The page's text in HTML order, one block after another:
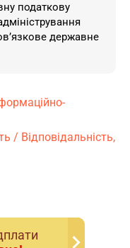
податкову
державне
/ Відповідальність,